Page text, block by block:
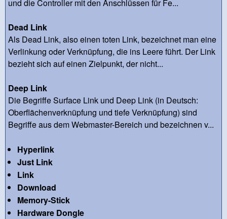
und die Controller mit den Anschlüssen für Fe...
Dead Link
Als Dead Link, also einen toten Link, bezeichnet man eine
Verlinkung oder Verknüpfung, die ins Leere führt. Der Link
bezieht sich auf einen Zielpunkt, der nicht...
Deep Link
Die Begriffe Surface Link und Deep Link (in Deutsch:
Oberflächenverknüpfung und tiefe Verknüpfung) sind
Begriffe aus dem Webmaster-Bereich und bezeichnen v...
Hyperlink
Just Link
Link
Download
Memory-Stick
Hardware Dongle